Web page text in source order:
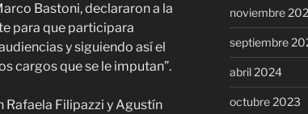
Bastoni, declararon a la
para que participara
y siguiendo así el
cargos que se le imputan”.
Rafaela Filipazzi y Agustín
noviembre
septiembre
abril 2024
octubre 2023